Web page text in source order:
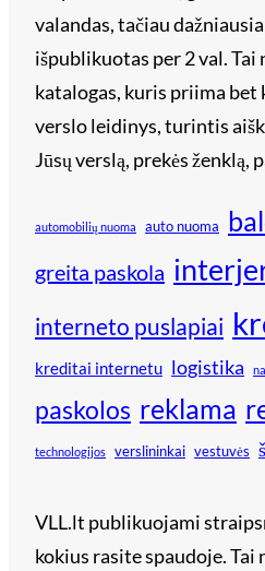
valandas, tačiau
išpublikuotas per 2 val. Tai
katalogas, kuris priima bet
verslo leidinys, turintis
Jūsų verslą, prekės ženklą,
automobilių nuoma auto nuoma
greita paskola
interneto puslapiai
kreditai internetu logistika
paskolos reklama
technologijos verslininkai vestuvės
VLL.lt publikuojami
kokius rasite spaudoje. Tai